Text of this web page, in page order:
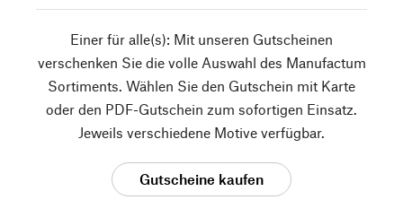
Einer für alle(s): Mit unseren Gutscheinen
verschenken Sie die volle Auswahl des Manufactum
Sortiments. Wählen Sie den Gutschein mit Karte
oder den PDF-Gutschein zum sofortigen Einsatz.
Jeweils verschiedene Motive verfügbar.
Gutscheine kaufen